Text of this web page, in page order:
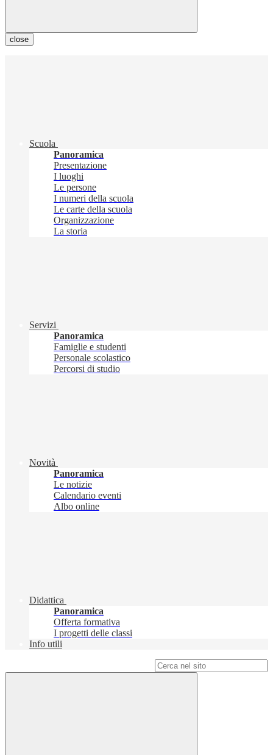
close
Scuola
Panoramica
Presentazione
I luoghi
Le persone
I numeri della scuola
Le carte della scuola
Organizzazione
La storia
Servizi
Panoramica
Famiglie e studenti
Personale scolastico
Percorsi di studio
Novità
Panoramica
Le notizie
Calendario eventi
Albo online
Didattica
Panoramica
Offerta formativa
I progetti delle classi
Info utili